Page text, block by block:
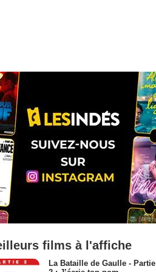
films à l'affiche
La Bataille de Gaulle - Partie